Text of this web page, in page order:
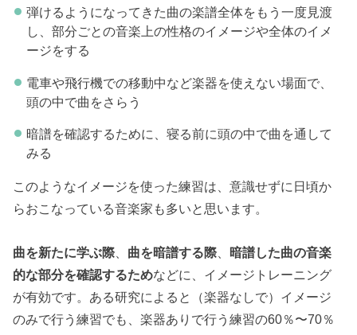
弾けるようになってきた曲の楽譜全体をもう一度見渡
し、部分ごとの音楽上の性格のイメージや全体のイメ
ージをする
電車や飛行機での移動中など楽器を使えない場面で、
頭の中で曲をさらう
暗譜を確認するために、寝る前に頭の中で曲を通して
みる
このようなイメージを使った練習は、意識せずに日頃か
らおこなっている音楽家も多いと思います。
曲を新たに学ぶ際 曲を暗譜する際
暗譜した曲の音楽
的な部分を確認するためなどに、イメージトレーニング
が有効です。ある研究によると（楽器なしで）イメージ
のみで行う練習でも、楽器ありで行う練習の60％〜70％